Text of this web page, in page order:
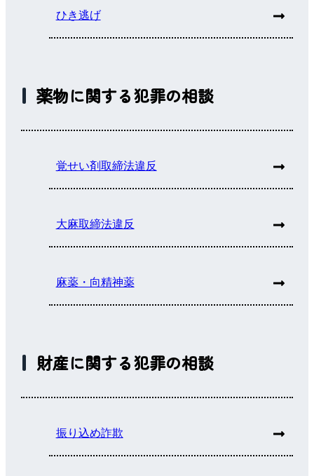
ひき逃げ
薬物に関する犯罪の相談
覚せい剤取締法違反
大麻取締法違反
麻薬・向精神薬
財産に関する犯罪の相談
振り込め詐欺